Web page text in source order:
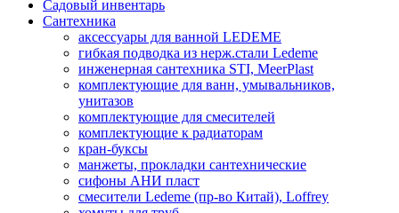
Садовый инвентарь
Сантехника
аксессуары для ванной LEDEME
гибкая подводка из нерж.стали Ledeme
инженерная сантехника STI, MeerPlast
комплектующие для ванн, умывальников,
унитазов
комплектующие для смесителей
комплектующие к радиаторам
кран-буксы
манжеты, прокладки сантехнические
сифоны АНИ пласт
смесители Ledeme (пр-во Китай), Loffrey